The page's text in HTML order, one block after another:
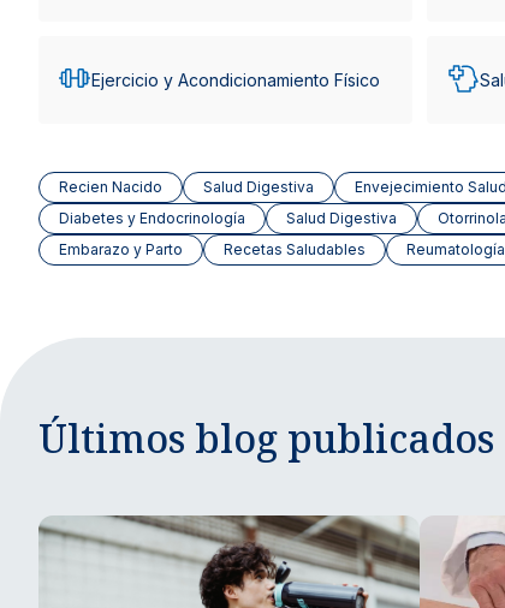
Ejercicio y Acondicionamiento Físico
Recien Nacido Salud Digestiva Envejecimiento
Diabetes y Endocrinología
Salud Digestiva
Embarazo y Parto
Recetas Saludables
Últimos blog publicados